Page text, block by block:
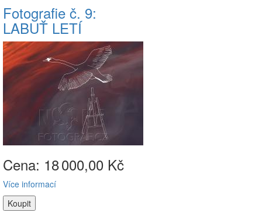
Fotografie č. 9:
LABUŤ LETÍ
Cena: 18000,00 Kč
Více informací